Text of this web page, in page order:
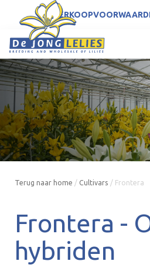
NL
Terug naar home / Cultivars / Frontera
Frontera -
hybriden